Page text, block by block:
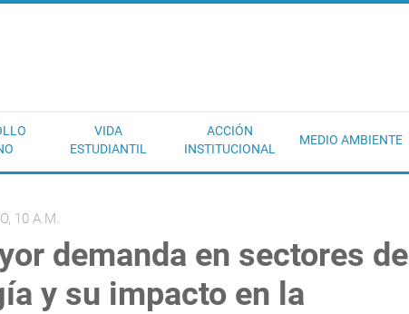
VIDA
ESTUDIANTIL
ACCIÓN
INSTITUCIONAL
MEDIO AMBIENTE
10 A.M.
demanda en sectores de
y su impacto en la